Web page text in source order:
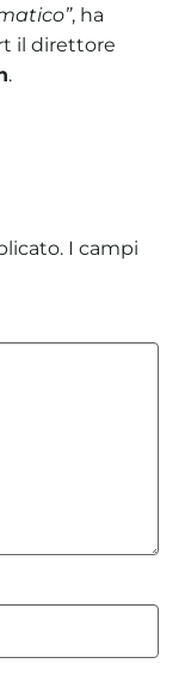
, ha
il direttore
.
I campi